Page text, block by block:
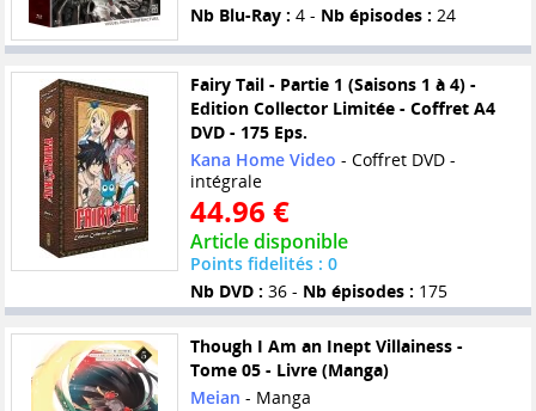
Nb Blu-Ray : 4 - Nb épisodes : 24
Fairy Tail - Partie 1 (Saisons 1 à 4) -
Edition Collector Limitée - Coffret A4
DVD - 175 Eps.
Kana Home Video - Coffret DVD -
intégrale
44.96 €
Article disponible
Points fidelités : 0
Nb DVD : 36 - Nb épisodes : 175
Though I Am an Inept Villainess -
Tome 05 - Livre (Manga)
Meian - Manga